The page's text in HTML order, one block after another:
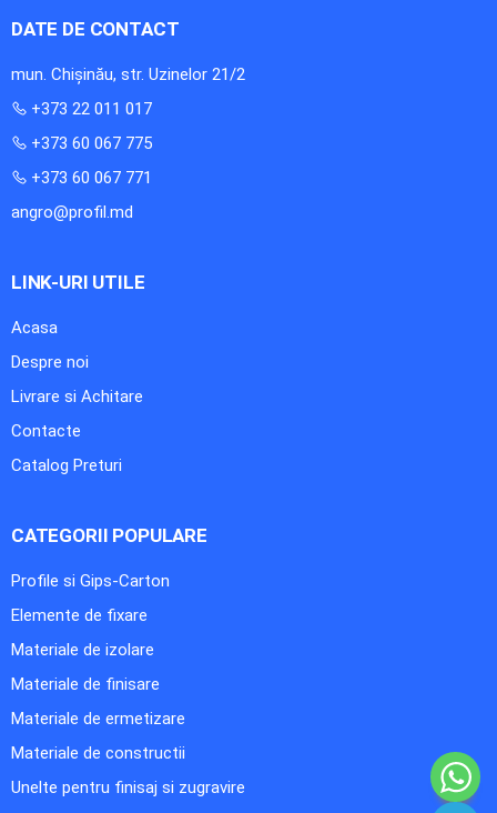
DATE DE CONTACT
mun. Chișinău, str. Uzinelor 21/2
+373 22 011 017
+373 60 067 775
+373 60 067 771
angro@profil.md
LINK-URI UTILE
Acasa
Despre noi
Livrare si Achitare
Contacte
Catalog Preturi
CATEGORII POPULARE
Profile si Gips-Carton
Elemente de fixare
Materiale de izolare
Materiale de finisare
Materiale de ermetizare
Materiale de constructii
Unelte pentru finisaj si zugravire